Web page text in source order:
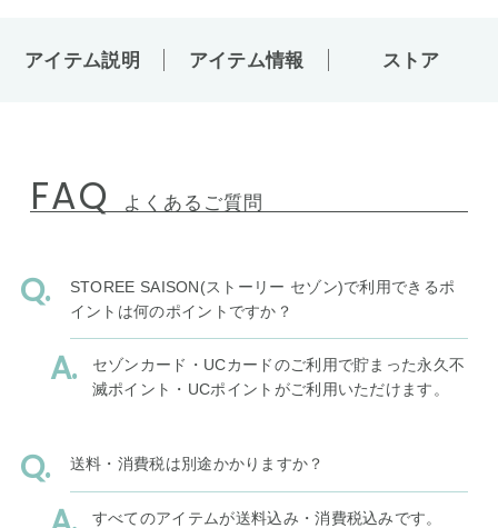
アイテム説明 アイテム情報 ストア
FAQ よくあるご質問
STOREE SAISON(ストーリー セゾン)で利用できるポ
イントは何のポイントですか？
セゾンカード・UCカードのご利用で貯まった永久不
滅ポイント・UCポイントがご利用いただけます。
送料・消費税は別途かかりますか？
すべてのアイテムが送料込み・消費税込みです。